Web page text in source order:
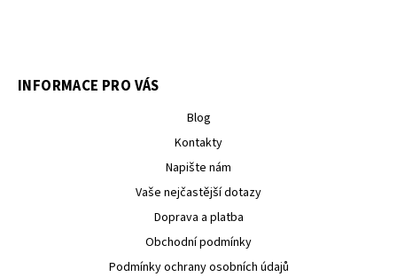
INFORMACE PRO VÁS
Blog
Kontakty
Napište nám
Vaše nejčastější dotazy
Doprava a platba
Obchodní podmínky
Podmínky ochrany osobních údajů